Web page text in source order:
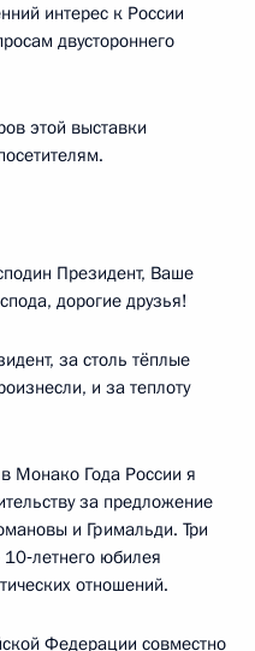
интерес к России
двустороннего
этой выставки
Президент, Ваше
дорогие друзья!
за столь тёплые
и за теплоту
Монако Года России я
за предложение
и Гримальди. Три
юбилея
отношений.
Федерации совместно